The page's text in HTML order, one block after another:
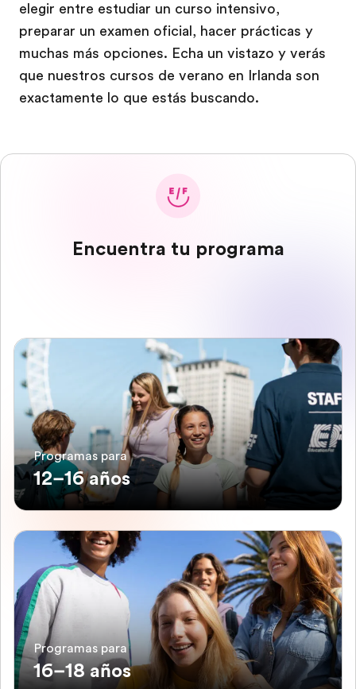
elegir entre estudiar un curso intensivo,
preparar un examen oficial, hacer prácticas y
muchas más opciones. Echa un vistazo y verás
que nuestros cursos de verano en Irlanda son
exactamente lo que estás buscando.
Encuentra tu programa
Programas para
12–16 años
Programas para
16–18 años